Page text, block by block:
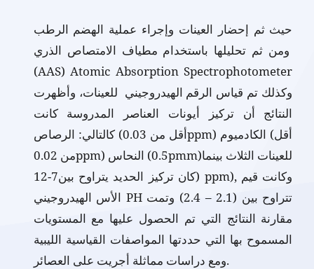
حيث ثم إحضار العينات وإجراء عملية الهضم الرطب
ومن ثم تحليلها باستخدام مطياف الامتصاص الذري
(AAS) Atomic Absorption Spectrophotometer
وكذلك تم قياس الرقم الهيدروجيني للعينات، وأظهرت
النتائج أن تركيز أيونات العناصر المدروسة كانت
كالتالي: الرصاص (أقل من 0.03ppm) الكادميوم (أقل
من 0.02ppm) النحاس (0.5pmm)للعينات الثلاث بينما
كان تركيز الحديد يتراوح بين7-12) ppm), وكانت قيم
الأس الهيدروجيني PH تتراوح بين (2.1 – 2.4) وتمت
مقارنة النتائج التي تم الحصول عليها مع المستويات
المسموح بها التي حددتها المواصفات القياسية الليبية
ومع دراسات مماثلة أجريت على العصائر.